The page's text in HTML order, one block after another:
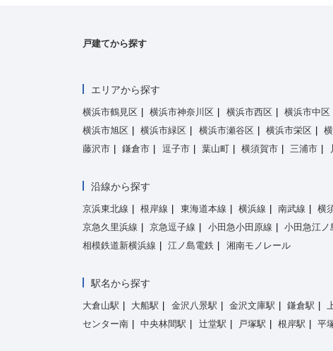
戸建てから探す
エリアから探す
横浜市鶴見区 横浜市神奈川区 横浜市西区 横浜市中区
横浜市旭区
横浜市緑区 横浜市瀬谷区 横浜市栄区
藤沢市
鎌倉市 逗子市 葉山町 横須賀市 三浦市
沿線から探す
京浜東北線 根岸線 東海道本線 横浜線 南武線 横
京急久里浜線
京急逗子線 小田急小田原線 小田急江ノ
相模鉄道新横浜線
江ノ島電鉄 湘南モノレール
駅名から探す
大倉山駅 大船駅 金沢八景駅 金沢文庫駅 鎌倉駅
センター南
中央林間駅 辻堂駅 戸塚駅 根岸駅 平